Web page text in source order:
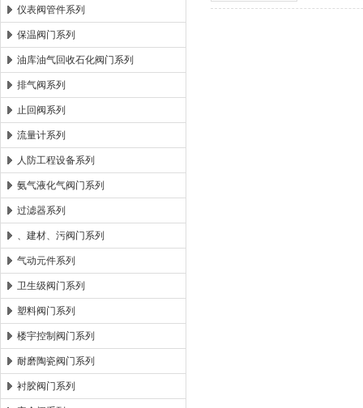
仪表阀管件系列
保温阀门系列
油库油气回收石化阀门系列
排气阀系列
止回阀系列
流量计系列
人防工程设备系列
氨气液化气阀门系列
过滤器系列
、建材、污阀门系列
气动元件系列
卫生级阀门系列
塑料阀门系列
楼宇控制阀门系列
耐磨陶瓷阀门系列
衬胶阀门系列